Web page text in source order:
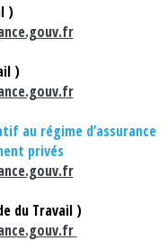
)
)
au régime d’assurance
privés
du Travail )